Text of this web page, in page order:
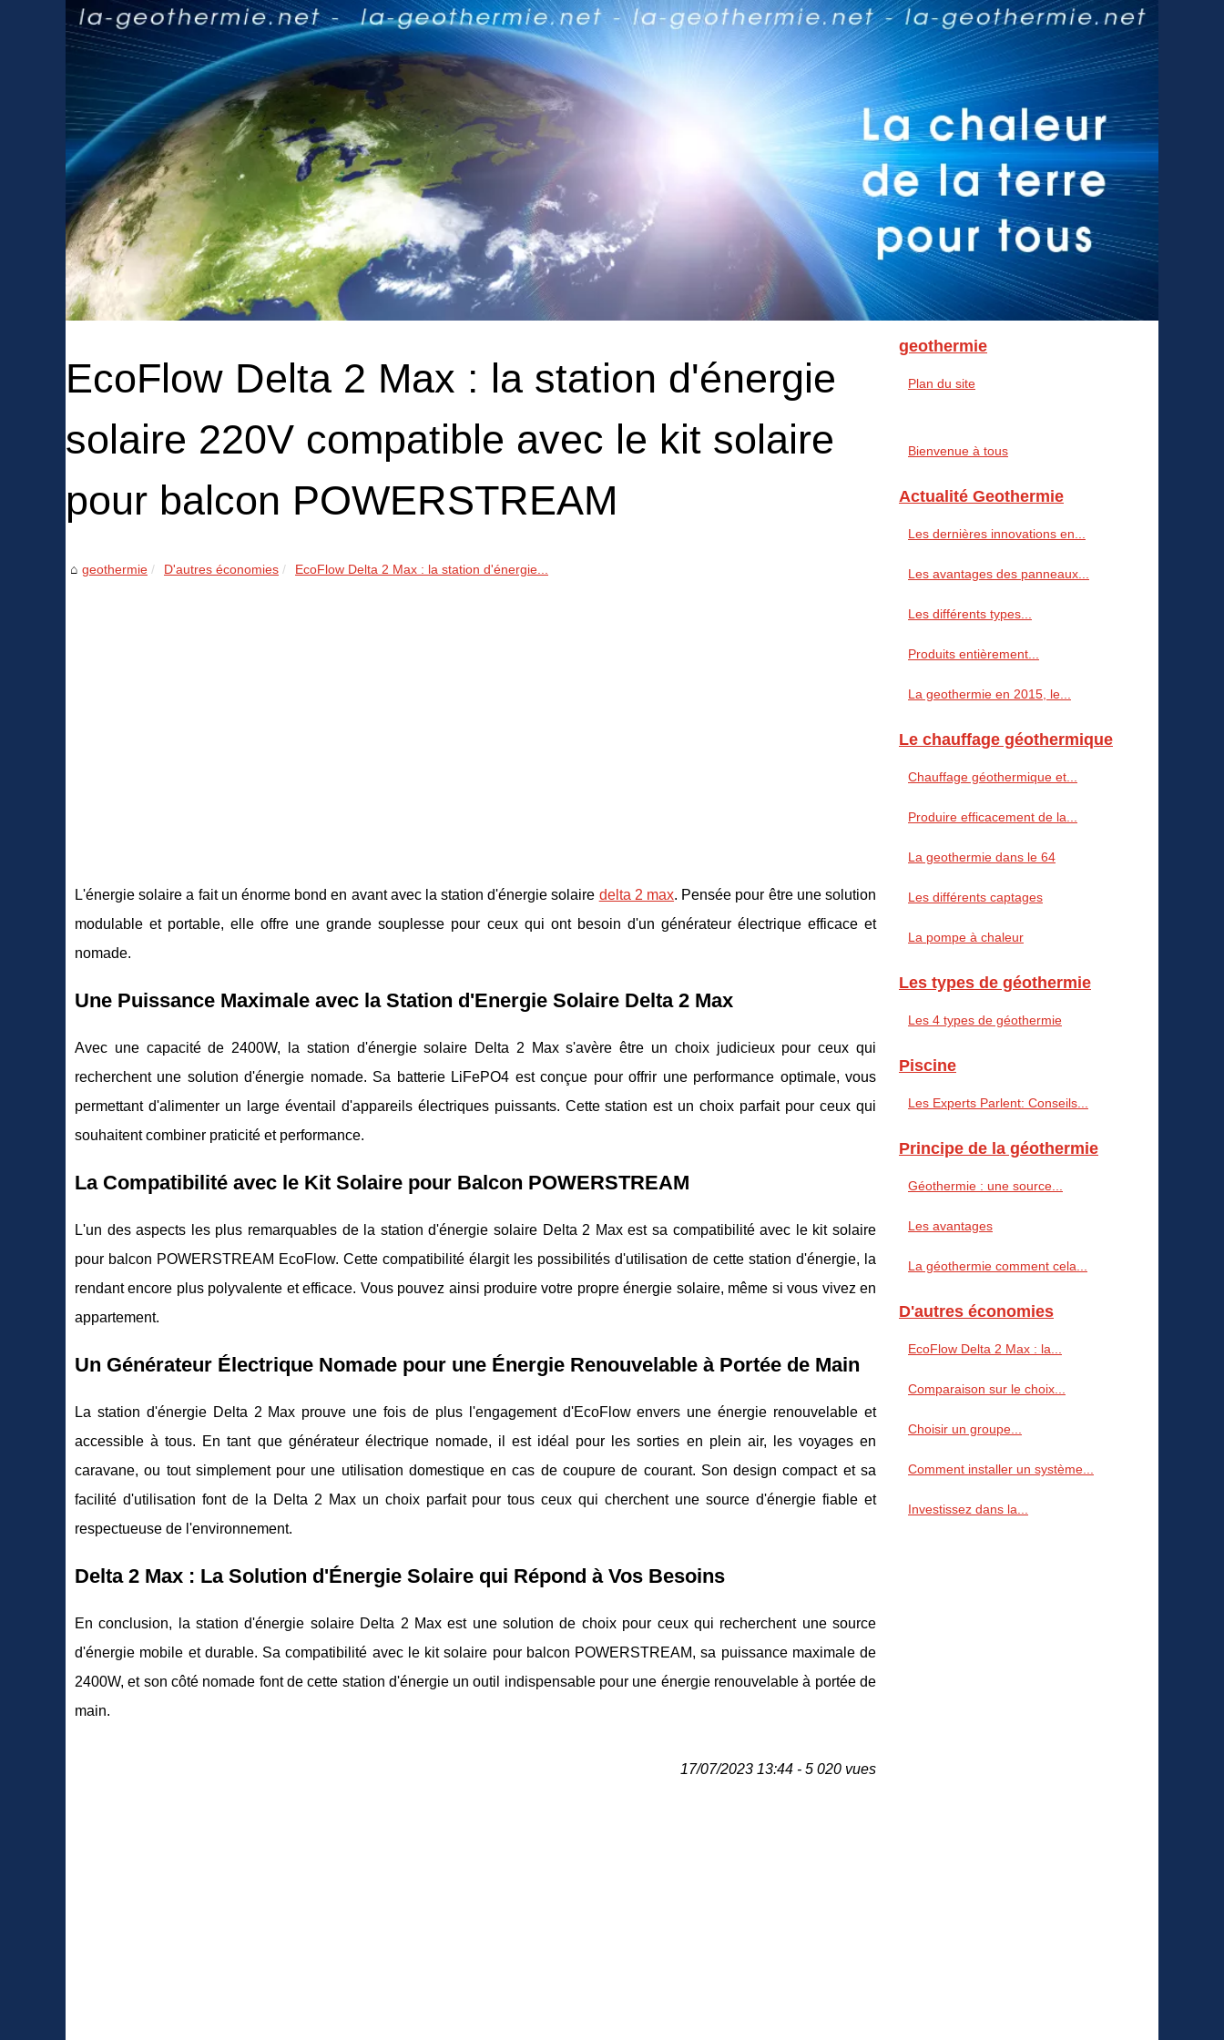
EcoFlow Delta 2 Max : la station d'énergie
solaire 220V compatible avec le kit solaire
pour balcon POWERSTREAM
geothermie D'autres économies EcoFlow Delta 2 Max : la station d'énergie...
L'énergie solaire a fait un énorme bond en avant avec la station d'énergie solaire delta 2 max. Pensée pour être une solution
modulable et portable, elle offre une grande souplesse pour ceux qui ont besoin d'un générateur électrique efficace et
nomade.
Une Puissance Maximale avec la Station d'Energie Solaire Delta 2 Max
Avec une capacité de 2400W, la station d'énergie solaire Delta 2 Max s'avère être un choix judicieux pour ceux qui
recherchent une solution d'énergie nomade. Sa batterie LiFePO4 est conçue pour offrir une performance optimale, vous
permettant d'alimenter un large éventail d'appareils électriques puissants. Cette station est un choix parfait pour ceux qui
souhaitent combiner praticité et performance.
La Compatibilité avec le Kit Solaire pour Balcon POWERSTREAM
L'un des aspects les plus remarquables de la station d'énergie solaire Delta 2 Max est sa compatibilité avec le kit solaire
pour balcon POWERSTREAM EcoFlow. Cette compatibilité élargit les possibilités d'utilisation de cette station d'énergie, la
rendant encore plus polyvalente et efficace. Vous pouvez ainsi produire votre propre énergie solaire, même si vous vivez en
appartement.
Un Générateur Électrique Nomade pour une Énergie Renouvelable à Portée de Main
La station d'énergie Delta 2 Max prouve une fois de plus l'engagement d'EcoFlow envers une énergie renouvelable et
accessible à tous. En tant que générateur électrique nomade, il est idéal pour les sorties en plein air, les voyages en
caravane, ou tout simplement pour une utilisation domestique en cas de coupure de courant. Son design compact et sa
facilité d'utilisation font de la Delta 2 Max un choix parfait pour tous ceux qui cherchent une source d'énergie fiable et
respectueuse de l'environnement.
Delta 2 Max : La Solution d'Énergie Solaire qui Répond à Vos Besoins
En conclusion, la station d'énergie solaire Delta 2 Max est une solution de choix pour ceux qui recherchent une source
d'énergie mobile et durable. Sa compatibilité avec le kit solaire pour balcon POWERSTREAM, sa puissance maximale de
2400W, et son côté nomade font de cette station d'énergie un outil indispensable pour une énergie renouvelable à portée de
main.
17/07/2023 13:44 - 5 020 vues
geothermie
Plan du site
Bienvenue à tous
Actualité Geothermie
Les dernières innovations en...
Les avantages des panneaux...
Les différents types...
Produits entièrement...
La geothermie en 2015, le...
Le chauffage géothermique
Chauffage géothermique et...
Produire efficacement de la...
La geothermie dans le 64
Les différents captages
La pompe à chaleur
Les types de géothermie
Les 4 types de géothermie
Piscine
Les Experts Parlent: Conseils...
Principe de la géothermie
Géothermie : une source...
Les avantages
La géothermie comment cela...
D'autres économies
EcoFlow Delta 2 Max : la...
Comparaison sur le choix...
Choisir un groupe...
Comment installer un système...
Investissez dans la...